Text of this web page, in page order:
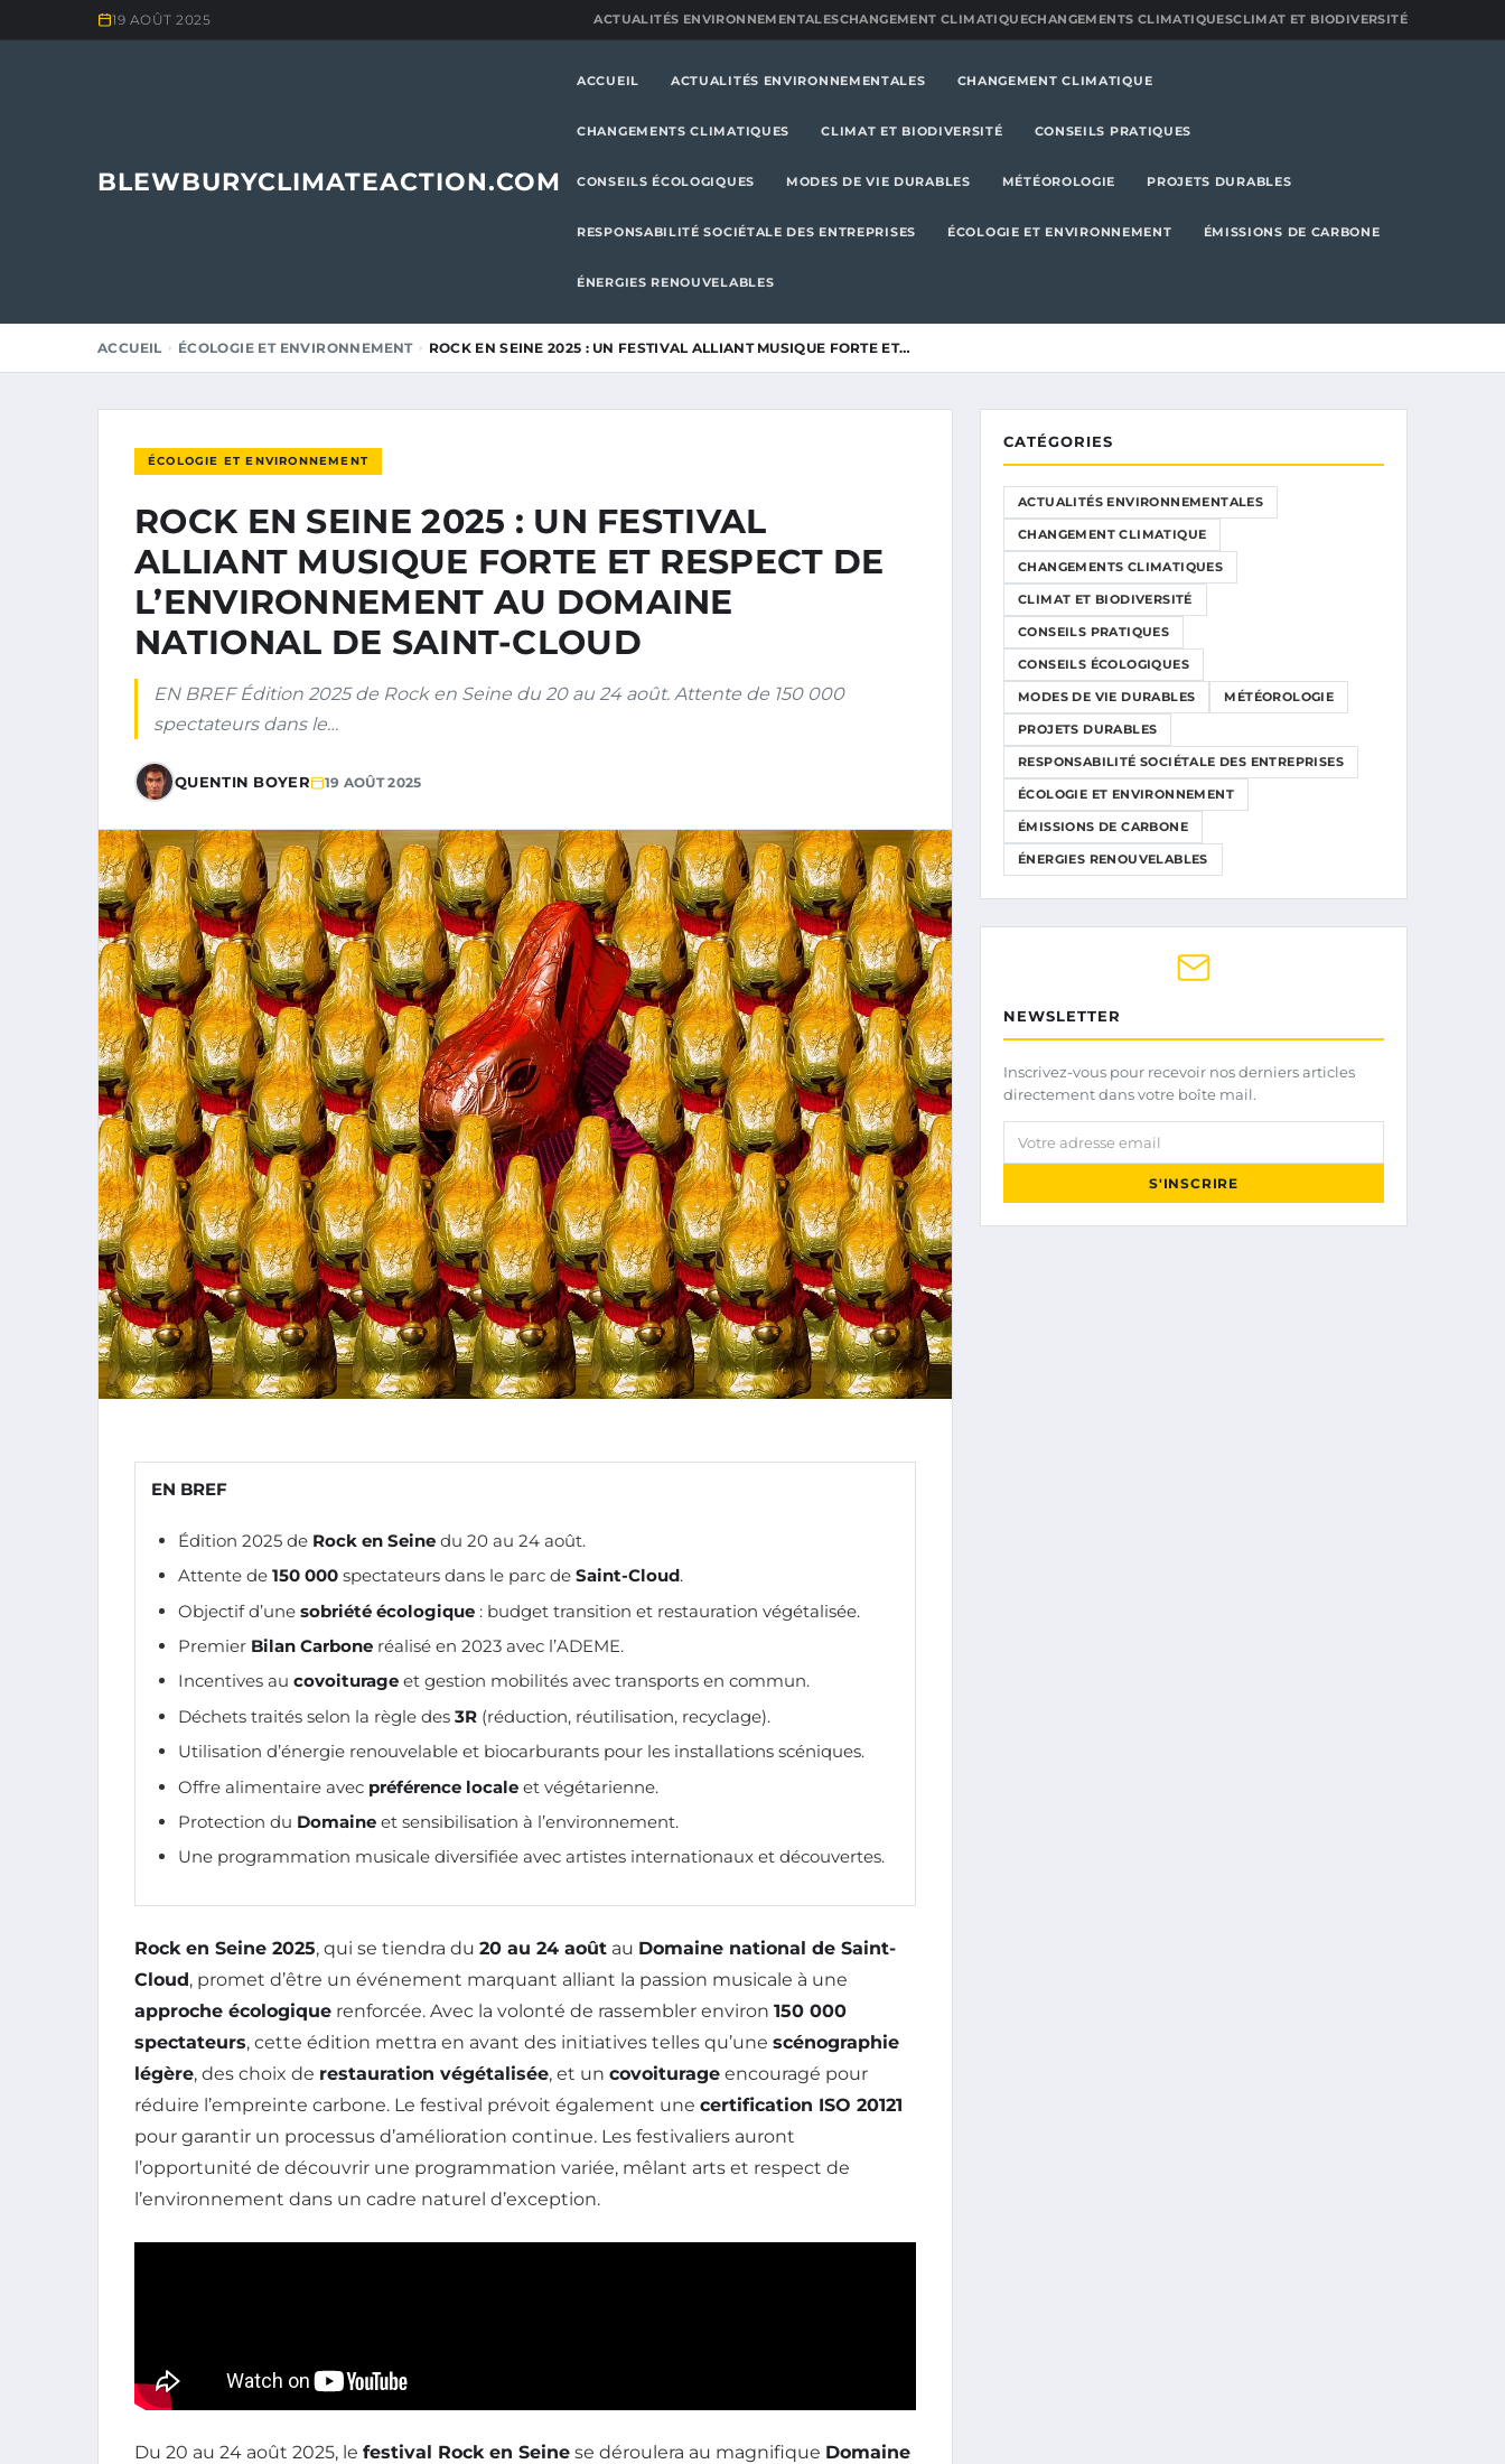
19 AOÛT 2025 ACTUALITÉS ENVIRONNEMENTALESCHANGEMENT CLIMATIQUECHANGEMENTS CLIMATIQUESCLIMAT ET BIODIVERSITÉ
BLEWBURYCLIMATEACTION.COM
ACCUEIL ACTUALITÉS ENVIRONNEMENTALES CHANGEMENT CLIMATIQUE
CHANGEMENTS CLIMATIQUES CLIMAT ET BIODIVERSITÉ CONSEILS PRATIQUES
CONSEILS ÉCOLOGIQUES MODES DE VIE DURABLES MÉTÉOROLOGIE PROJETS DURABLES
RESPONSABILITÉ SOCIÉTALE DES ENTREPRISES ÉCOLOGIE ET ENVIRONNEMENT ÉMISSIONS DE CARBONE
ÉNERGIES RENOUVELABLES
ACCUEIL ÉCOLOGIE ET ENVIRONNEMENT ROCK EN SEINE 2025 : UN FESTIVAL ALLIANT MUSIQUE FORTE ET…
ÉCOLOGIE ET ENVIRONNEMENT
ROCK EN SEINE 2025 : UN FESTIVAL
ALLIANT MUSIQUE FORTE ET RESPECT DE
L’ENVIRONNEMENT AU DOMAINE
NATIONAL DE SAINT-CLOUD
EN BREF Édition 2025 de Rock en Seine du 20 au 24 août. Attente de 150 000
spectateurs dans le…
QUENTIN BOYER 19 AOÛT 2025
EN BREF
Édition 2025 de Rock en Seine du 20 au 24 août.
Attente de 150 000 spectateurs dans le parc de Saint-Cloud.
Objectif d’une sobriété écologique : budget transition et restauration végétalisée.
Premier Bilan Carbone réalisé en 2023 avec l’ADEME.
Incentives au covoiturage et gestion mobilités avec transports en commun.
Déchets traités selon la règle des 3R (réduction, réutilisation, recyclage).
Utilisation d’énergie renouvelable et biocarburants pour les installations scéniques.
Offre alimentaire avec préférence locale et végétarienne.
Protection du Domaine et sensibilisation à l’environnement.
Une programmation musicale diversifiée avec artistes internationaux et découvertes.
Rock en Seine 2025, qui se tiendra du 20 au 24 août au Domaine national de Saint-
Cloud, promet d’être un événement marquant alliant la passion musicale à une
approche écologique renforcée. Avec la volonté de rassembler environ 150 000
spectateurs, cette édition mettra en avant des initiatives telles qu’une scénographie
légère, des choix de restauration végétalisée, et un covoiturage encouragé pour
réduire l’empreinte carbone. Le festival prévoit également une certification ISO 20121
pour garantir un processus d’amélioration continue. Les festivaliers auront
l’opportunité de découvrir une programmation variée, mêlant arts et respect de
l’environnement dans un cadre naturel d’exception.
Du 20 au 24 août 2025, le festival Rock en Seine se déroulera au magnifique Domaine
CATÉGORIES
ACTUALITÉS ENVIRONNEMENTALES
CHANGEMENT CLIMATIQUE
CHANGEMENTS CLIMATIQUES
CLIMAT ET BIODIVERSITÉ
CONSEILS PRATIQUES
CONSEILS ÉCOLOGIQUES
MODES DE VIE DURABLES MÉTÉOROLOGIE
PROJETS DURABLES
RESPONSABILITÉ SOCIÉTALE DES ENTREPRISES
ÉCOLOGIE ET ENVIRONNEMENT
ÉMISSIONS DE CARBONE
ÉNERGIES RENOUVELABLES
NEWSLETTER
Inscrivez-vous pour recevoir nos derniers articles
directement dans votre boîte mail.
Votre adresse email
S'INSCRIRE